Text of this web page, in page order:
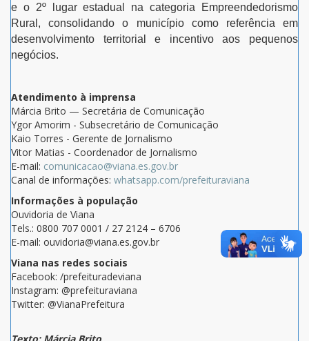
e o 2º lugar estadual na categoria Empreendedorismo
Rural, consolidando o município como referência em
desenvolvimento territorial e incentivo aos pequenos
negócios.
Atendimento à imprensa
Márcia Brito — Secretária de Comunicação
Ygor Amorim - Subsecretário de Comunicação
Kaio Torres - Gerente de Jornalismo
Vitor Matias - Coordenador de Jornalismo
E-mail: comunicacao@viana.es.gov.br
Canal de informações: whatsapp.com/prefeituraviana
Informações à população
Ouvidoria de Viana
Tels.: 0800 707 0001 / 27 2124 – 6706
E-mail: ouvidoria@viana.es.gov.br
Viana nas redes sociais
Facebook: /prefeituradeviana
Instagram: @prefeituraviana
Twitter: @VianaPrefeitura
Texto: Márcia Brito